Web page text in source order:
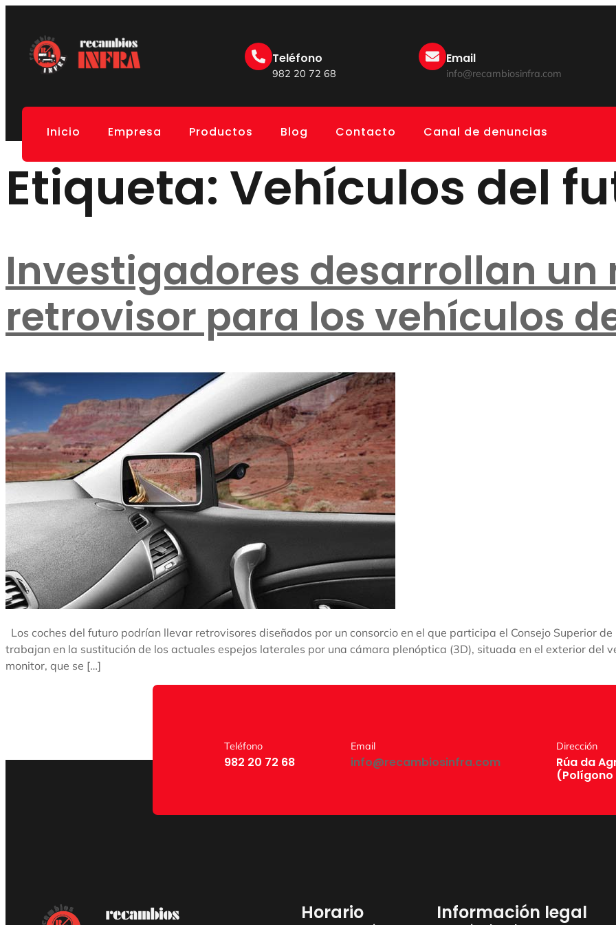
Teléfono
982 20 72 68
Email
info@recambiosinfra.com
Inicio Empresa Productos Blog Contacto Canal de denuncias
Etiqueta: Vehículos del
Investigadores desarrollan un
retrovisor para los vehículos
Los coches del futuro podrían llevar retrovisores diseñados por un consorcio en el que participa el Consejo Superior
trabajan en la sustitución de los actuales espejos laterales por una cámara plenóptica (3D), situada en el exterior del
monitor, que se […]
Teléfono
982 20 72 68
Email
info@recambiosinfra.com
Dirección
Rúa da
(Polígono
Horario Información legal